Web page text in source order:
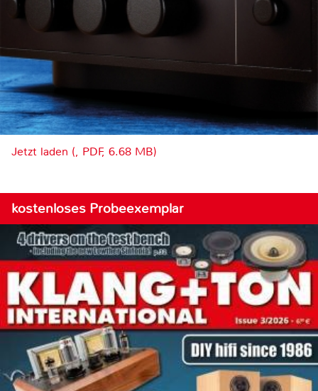
Jetzt laden (, PDF, 6.68 MB)
kostenloses Probeexemplar